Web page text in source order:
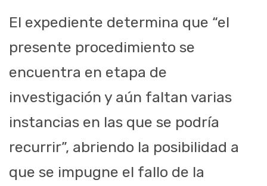
El expediente determina que “el
presente procedimiento se
encuentra en etapa de
investigación y aún faltan varias
instancias en las que se podría
recurrir”, abriendo la posibilidad a
que se impugne el fallo de la